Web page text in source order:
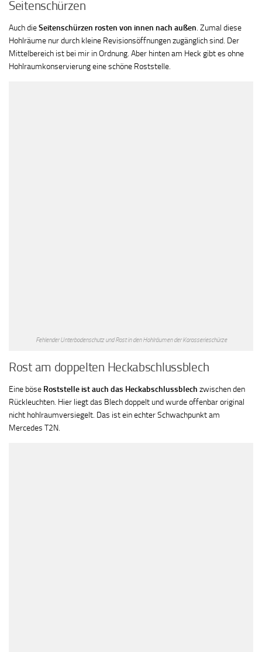
Seitenschürzen
Auch dieSeitenschürzen rosten von innen nach außen. Zumal diese
Hohlräume nur durch kleine Revisionsöffnungen zugänglich sind. Der
Mittelbereich ist bei mir in Ordnung. Aber hinten am Heck gibt es ohne
Hohlraumkonservierung eine schöne Roststelle.
Fehlender Unterbodenschutz und Rost in den Hohlräumen der Karosserieschürze
Rost am doppelten Heckabschlussblech
Eine böse Roststelle ist auch das Heckabschlussblech zwischen den
Rückleuchten. Hier liegt das Blech doppelt und wurde offenbar original
nicht hohlraumversiegelt. Das ist ein echter Schwachpunkt am
Mercedes T2N.